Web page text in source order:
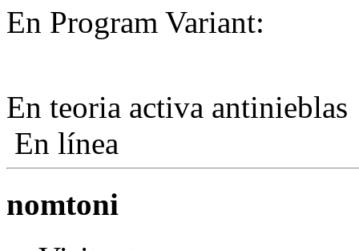
En Program Variant:
En teoria activa
En línea
nomtoni